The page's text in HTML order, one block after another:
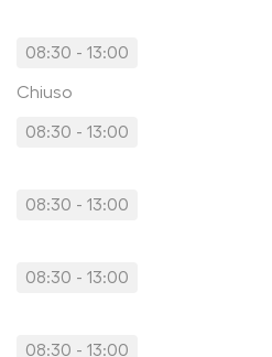
08:30 - 13:00
Chiuso
08:30 - 13:00
08:30 - 13:00
08:30 - 13:00
08:30 - 13:00